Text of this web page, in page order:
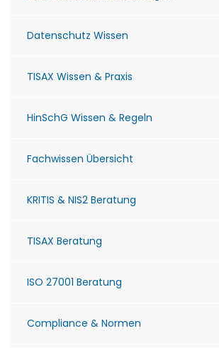
Datenschutz Wissen
TISAX Wissen & Praxis
HinSchG Wissen & Regeln
Fachwissen Übersicht
KRITIS & NIS2 Beratung
TISAX Beratung
ISO 27001 Beratung
Compliance & Normen